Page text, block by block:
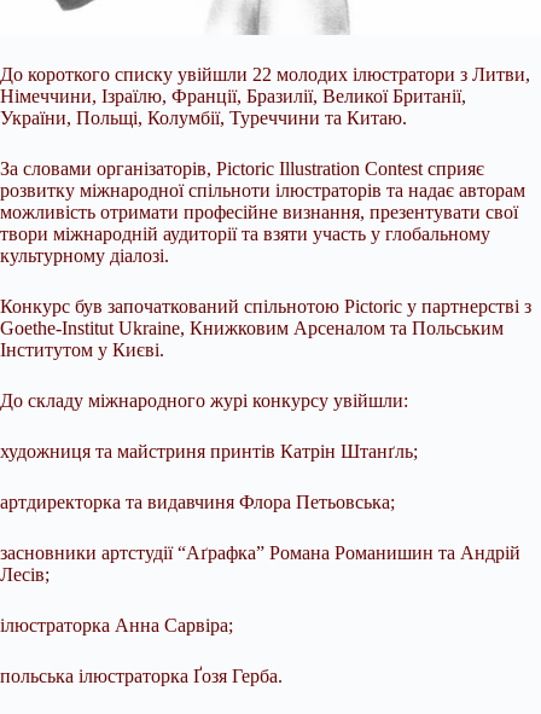
До короткого списку увійшли 22 молодих ілюстратори з Литви,
Німеччини, Ізраїлю, Франції, Бразилії, Великої Британії,
України, Польщі, Колумбії, Туреччини та Китаю.
За словами організаторів, Pictoric Illustration Contest сприяє
розвитку міжнародної спільноти ілюстраторів та надає авторам
можливість отримати професійне визнання, презентувати свої
твори міжнародній аудиторії та взяти участь у глобальному
культурному діалозі.
Конкурс був започаткований спільнотою Pictoric у партнерстві з
Goethe-Institut Ukraine, Книжковим Арсеналом та Польським
Інститутом у Києві.
До складу міжнародного журі конкурсу увійшли:
художниця та майстриня принтів Катрін Штанґль;
артдиректорка та видавчиня Флора Петьовська;
засновники артстудії “Аґрафка” Романа Романишин та Андрій
Лесів;
ілюстраторка Анна Сарвіра;
польська ілюстраторка Ґозя Герба.